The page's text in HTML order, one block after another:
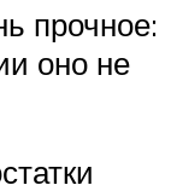
прочное:
оно не